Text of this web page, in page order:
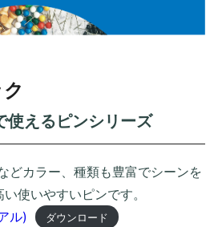
使えるピンシリーズ
どカラー、種類も豊富でシーンを
使いやすいピンです。
ル)
ダウンロード